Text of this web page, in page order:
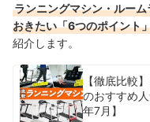
アルインコ（ALINCO）の
おすすめ人気ランキング
売れ筋の人気アルインコ（
ナー全3商品を徹底比較！
アルインコ（ALINCO）のラ
ランニングマシン・ルー
おきたい「6つのポイント
紹介します。
【徹底比較
のおすすめ
年7月】